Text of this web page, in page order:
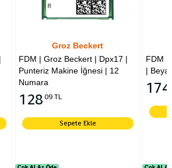
| Dpx17 |
| 12
FDM | Oltalı | 50 No Dikiş
| Beyaz